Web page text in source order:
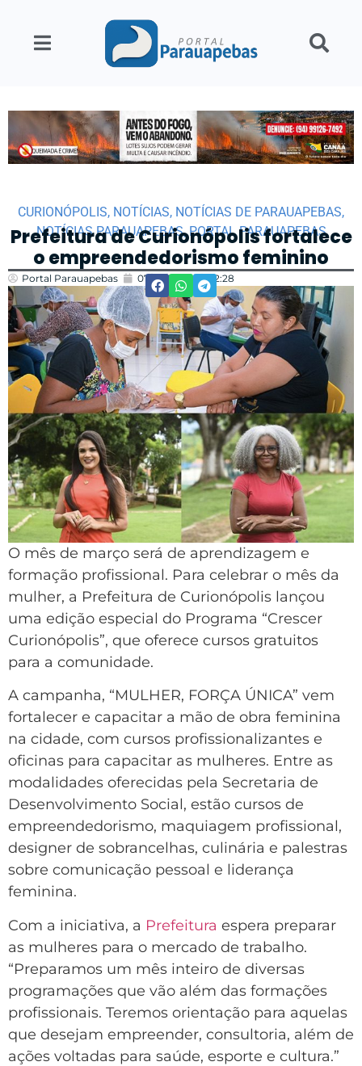
CURIONÓPOLIS, NOTÍCIAS, NOTÍCIAS DE PARAUAPEBAS,
NOTÍCIAS PARAUAPEBAS,PORTAL PARAUAPEBAS
Prefeitura de Curionópolis fortalece
o empreendedorismo feminino
Portal Parauapebas 07/03/2024 12:28
O mês de março será de aprendizagem e
formação profissional. Para celebrar o mês da
mulher, a Prefeitura de Curionópolis lançou
uma edição especial do Programa “Crescer
Curionópolis”, que oferece cursos gratuitos
para a comunidade.
A campanha, “MULHER, FORÇA ÚNICA” vem
fortalecer e capacitar a mão de obra feminina
na cidade, com cursos profissionalizantes e
oficinas para capacitar as mulheres. Entre as
modalidades oferecidas pela Secretaria de
Desenvolvimento Social, estão cursos de
empreendedorismo, maquiagem profissional,
designer de sobrancelhas, culinária e palestras
sobre comunicação pessoal e liderança
feminina.
Com a iniciativa, a Prefeitura espera preparar
as mulheres para o mercado de trabalho.
“Preparamos um mês inteiro de diversas
programações que vão além das formações
profissionais. Teremos orientação para aquelas
que desejam empreender, consultoria, além de
ações voltadas para saúde, esporte e cultura.”